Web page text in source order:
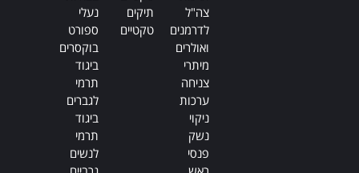
צה"ל
לדרמנים
ואולרים
מיתרי
צניחה
ערכות
ניקוי
נשק
פנסי
תיקים
טקטיים
נעלי
ספורט
בוקסרים
ביגוד
תרמי
לגברים
ביגוד
תרמי
לנשים